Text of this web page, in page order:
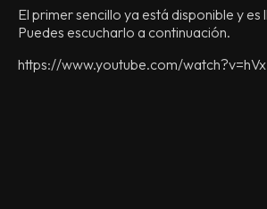
El primer sencillo ya está disponible y es
Puedes escucharlo a continuación.
https://www.youtube.com/